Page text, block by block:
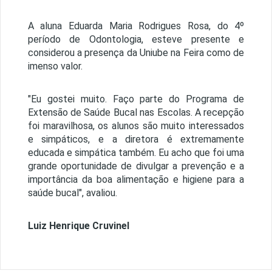
A aluna Eduarda Maria Rodrigues Rosa, do 4º
período de Odontologia, esteve presente e
considerou a presença da Uniube na Feira como de
imenso valor.
"Eu gostei muito. Faço parte do Programa de
Extensão de Saúde Bucal nas Escolas. A recepção
foi maravilhosa, os alunos são muito interessados
e simpáticos, e a diretora é extremamente
educada e simpática também. Eu acho que foi uma
grande oportunidade de divulgar a prevenção e a
importância da boa alimentação e higiene para a
saúde bucal", avaliou.
Luiz Henrique Cruvinel